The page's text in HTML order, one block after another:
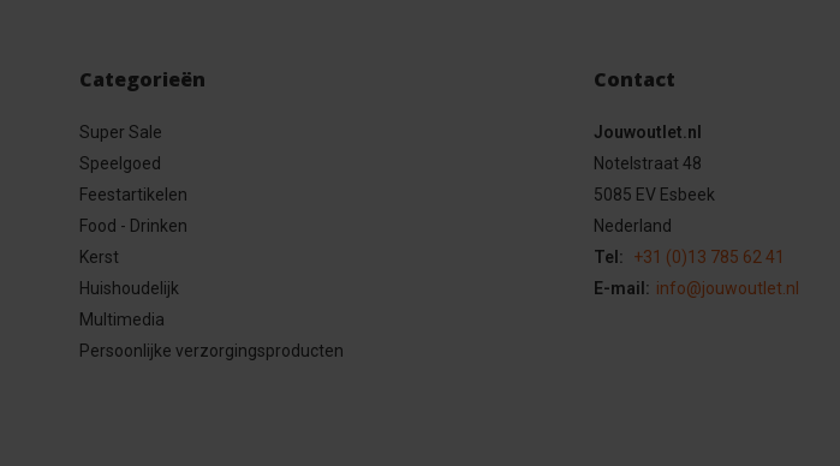
Categorieën
Super Sale
Speelgoed
Feestartikelen
Food - Drinken
Kerst
Huishoudelijk
Multimedia
Persoonlijke verzorgingsproducten
Contact
Jouwoutlet.nl
Notelstraat 48
5085 EV Esbeek
Nederland
Tel:
+31 (0)13 785 62 41
E-mail: info@jouwoutlet.nl